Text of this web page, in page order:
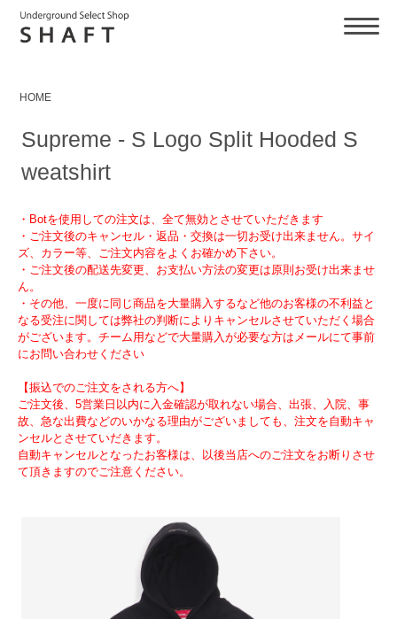
HOME
Supreme - S Logo Split Hooded S
weatshirt
・Botを使用しての注文は、全て無効とさせていただきます
・ご注文後のキャンセル・返品・交換は一切お受け出来ません。サイ
ズ、カラー等、ご注文内容をよくお確かめ下さい。
・ご注文後の配送先変更、お支払い方法の変更は原則お受け出来ませ
ん。
・その他、一度に同じ商品を大量購入するなど他のお客様の不利益と
なる受注に関しては弊社の判断によりキャンセルさせていただく場合
がございます。チーム用などで大量購入が必要な方はメールにて事前
にお問い合わせください
【振込でのご注文をされる方へ】
ご注文後、5営業日以内に入金確認が取れない場合、出張、入院、事
故、急な出費などのいかなる理由がございましても、注文を自動キャ
ンセルとさせていだきます。
自動キャンセルとなったお客様は、以後当店へのご注文をお断りさせ
て頂きますのでご注意ください。